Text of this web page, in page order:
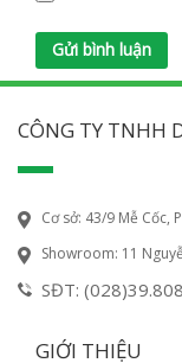
CÔNG TY TNHH
Cơ sở: 43/9 Mễ Cốc,
Showroom: 11
SĐT:
GIỚI THIỆU